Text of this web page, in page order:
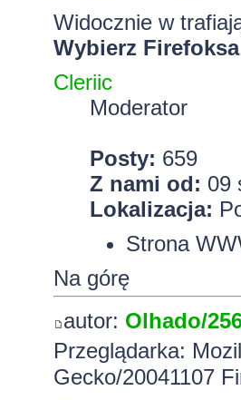
Widocznie w
Wybierz
Cleriic
Moderator
Posty: 659
Z nami od: 09
Lokalizacja:
Strona
Na górę
autor: Olhado/
Przeglądarka:
Gecko/20041107